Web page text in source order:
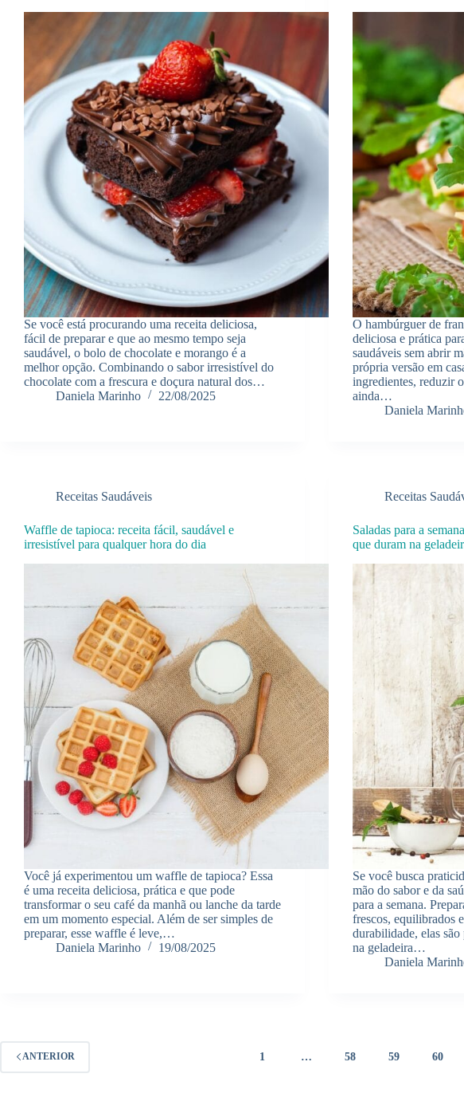
Se você está procurando uma receita deliciosa,
fácil de preparar e que ao mesmo tempo seja
saudável, o bolo de chocolate e morango é a
melhor opção. Combinando o sabor irresistível do
chocolate com a frescura e doçura natural dos…
Daniela Marinho
22/08/2025
O hambúrguer de
deliciosa e prática
saudáveis sem abrir
própria versão em
ingredientes, reduzir
ainda…
Daniela
Receitas Saudáveis
Waffle de tapioca: receita fácil, saudável e
irresistível para qualquer hora do dia
Você já experimentou um waffle de tapioca? Essa
é uma receita deliciosa, prática e que pode
transformar o seu café da manhã ou lanche da tarde
em um momento especial. Além de ser simples de
preparar, esse waffle é leve,…
Daniela Marinho
19/08/2025
Receitas
Saladas para a
que duram na
Se você busca
mão do sabor e da
para a semana.
frescos, equilibrados
durabilidade, elas
na geladeira…
Daniela
ANTERIOR 1 … 58 59 60